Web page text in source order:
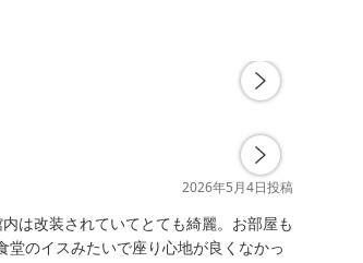
2026年5月4日投稿
は改装されていてとても綺麗。お部屋も
のイスみたいで座り心地が良くなかっ